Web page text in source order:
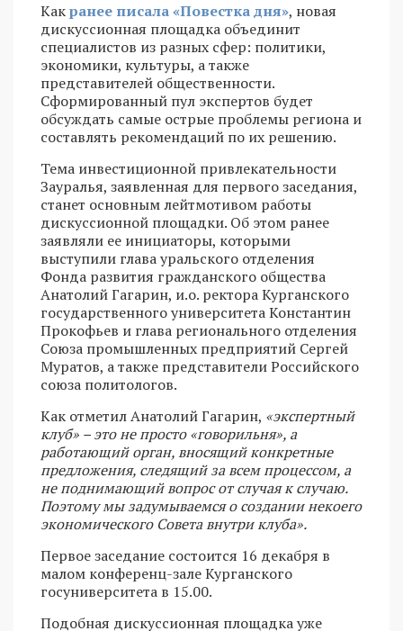
Какранее писала «Повестка дня», новая
дискуссионная площадка объединит
специалистов из разных сфер: политики,
экономики, культуры, а также
представителей общественности.
Сформированный пул экспертов будет
обсуждать самые острые проблемы региона и
составлять рекомендаций по их решению.
Тема инвестиционной привлекательности
Зауралья, заявленная для первого заседания,
станет основным лейтмотивом работы
дискуссионной площадки. Об этом ранее
заявляли ее инициаторы, которыми
выступили глава уральского отделения
Фонда развития гражданского общества
Анатолий Гагарин, и.о. ректора Курганского
государственного университета Константин
Прокофьев и глава регионального отделения
Союза промышленных предприятий Сергей
Муратов, а также представители Российского
союза политологов.
Как отметил Анатолий Гагарин, «экспертный
клуб» – это не просто «говорильня», а
работающий орган, вносящий конкретные
предложения, следящий за всем процессом, а
не поднимающий вопрос от случая к случаю.
Поэтому мы задумываемся о создании некоего
экономического Совета внутри клуба».
Первое заседание состоится 16 декабря в
малом конференц-зале Курганского
госуниверситета в 15.00.
Подобная дискуссионная площадка уже